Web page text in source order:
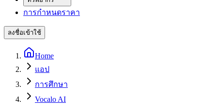
การกำหนดราคา
ลงชื่อเข้าใช้
Home
แอป
การศึกษา
Vocalo AI